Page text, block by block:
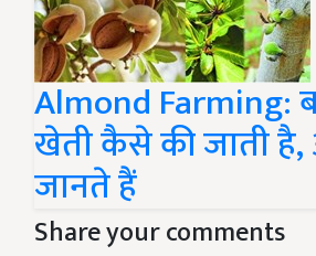
Almond Farming:
खेती कैसे की जाती
जानते हैं
Share your comments